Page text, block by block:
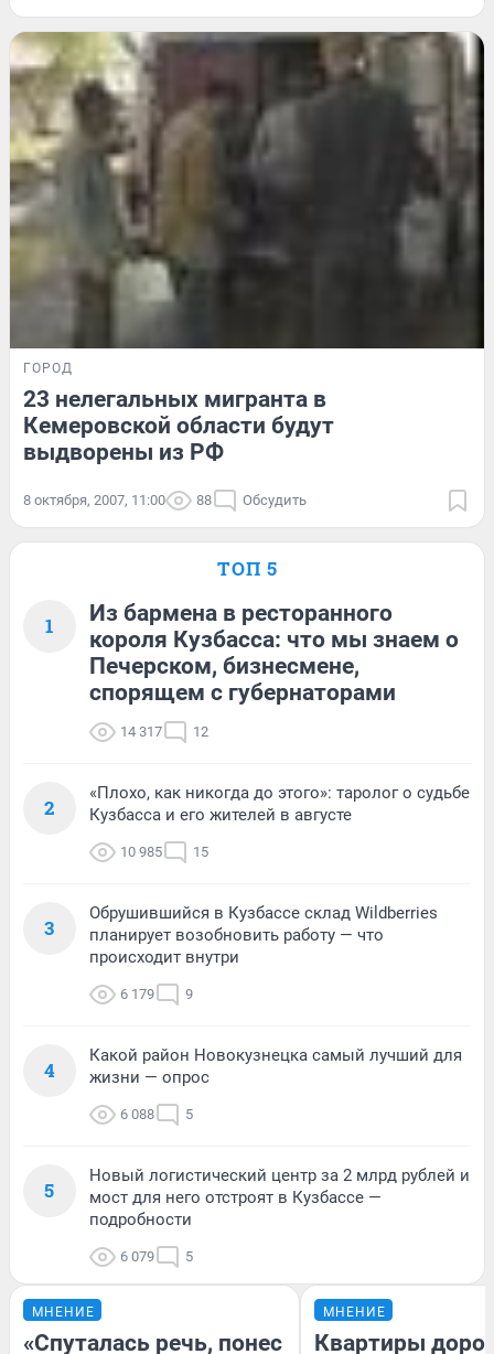
ГОРОД
23 нелегальных мигранта в
Кемеровской области будут
выдворены из РФ
8 октября, 2007, 11:00 88 Обсудить
ТОП 5
1
Из бармена в ресторанного
короля Кузбасса: что мы знаем о
Печерском, бизнесмене,
спорящем с губернаторами
14 317 12
2
«Плохо, как никогда до этого»: таролог о судьбе
Кузбасса и его жителей в августе
10 985 15
3
Обрушившийся в Кузбассе склад Wildberries
планирует возобновить работу — что
происходит внутри
6 179 9
4
Какой район Новокузнецка самый лучший для
жизни — опрос
6 088 5
5
Новый логистический центр за 2 млрд рублей и
мост для него отстроят в Кузбассе —
подробности
6 079 5
МНЕНИЕ
«Спуталась речь, понес
МНЕНИЕ
Квартиры